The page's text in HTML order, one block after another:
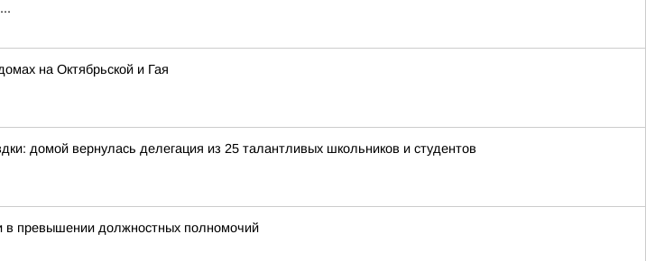
на Октябрьской и Гая
домой вернулась делегация из 25 талантливых школьников и студентов
в превышении должностных полномочий